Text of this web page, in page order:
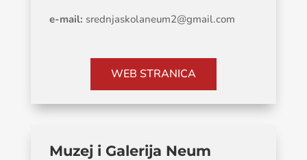
e-mail: srednjaskolaneum2@gmail.com
WEB STRANICA
Muzej i Galerija Neum